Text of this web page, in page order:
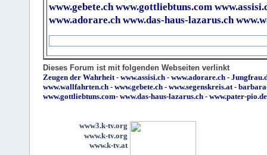
www.gebete.ch www.gottliebtuns.com
www.adorare.ch www.das-haus-lazarus.ch
Dieses Forum ist mit folgenden Webseiten verlinkt
Zeugen der Wahrheit- www.assisi.ch - www.adorare.ch -
www.wallfahrten.ch - www.gebete.ch - www.segenskreis.at-
www.gottliebtuns.com- www.das-haus-lazarus.ch - www.pater-pio.de
www3.k-tv.org
www.k-tv.org
www.k-tv.at